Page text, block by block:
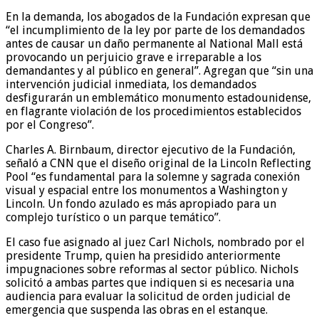
En la demanda, los abogados de la Fundación expresan que
“el incumplimiento de la ley por parte de los demandados
antes de causar un daño permanente al National Mall está
provocando un perjuicio grave e irreparable a los
demandantes y al público en general”. Agregan que “sin una
intervención judicial inmediata, los demandados
desfigurarán un emblemático monumento estadounidense,
en flagrante violación de los procedimientos establecidos
por el Congreso”.
Charles A. Birnbaum, director ejecutivo de la Fundación,
señaló a CNN que el diseño original de la Lincoln Reflecting
Pool “es fundamental para la solemne y sagrada conexión
visual y espacial entre los monumentos a Washington y
Lincoln. Un fondo azulado es más apropiado para un
complejo turístico o un parque temático”.
El caso fue asignado al juez Carl Nichols, nombrado por el
presidente Trump, quien ha presidido anteriormente
impugnaciones sobre reformas al sector público. Nichols
solicitó a ambas partes que indiquen si es necesaria una
audiencia para evaluar la solicitud de orden judicial de
emergencia que suspenda las obras en el estanque.